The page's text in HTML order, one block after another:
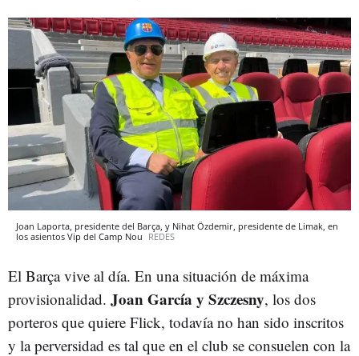
Joan Laporta, presidente del Barça, y Nihat Özdemir, presidente de Limak, en
los asientos Vip del Camp Nou REDES
El Barça vive al día. En una situación de máxima
provisionalidad. Joan García y Szczesny, los dos
porteros que quiere Flick, todavía no han sido inscritos
y la perversidad es tal que en el club se consuelen con la